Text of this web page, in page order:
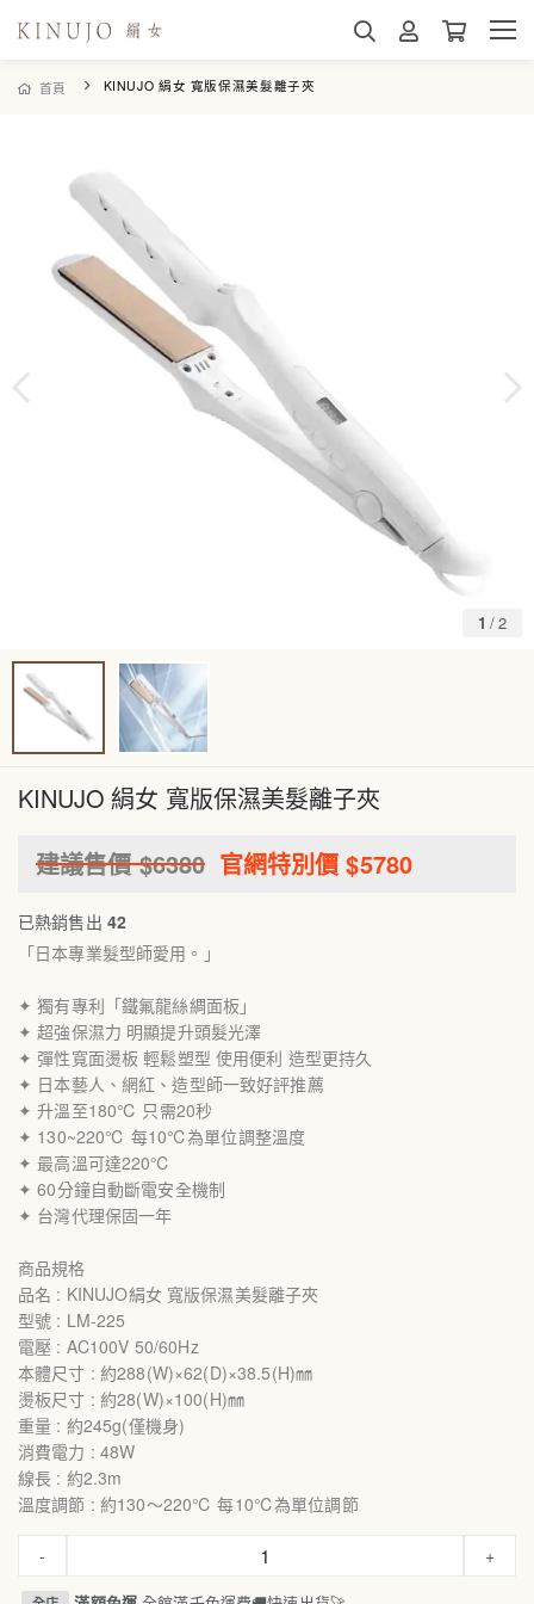
首頁 KINUJO 絹女 寬版保濕美髮離子夾
1 /2
KINUJO 絹女 寬版保濕美髮離子夾
建議售價 $6380 官網特別價 $5780
已熱銷售出 42
「日本專業髮型師愛用。」
✦ 獨有專利「鐵氟龍絲綢面板」
✦ 超強保濕力 明顯提升頭髮光澤
✦ 彈性寬面燙板 輕鬆塑型 使用便利 造型更持久
✦ 日本藝人、網紅、造型師一致好評推薦
✦ 升溫至180℃ 只需20秒
✦ 130~220℃ 每10℃為單位調整溫度
✦ 最高溫可達220℃
✦ 60分鐘自動斷電安全機制
✦ 台灣代理保固一年
商品規格
品名 : KINUJO絹女 寬版保濕美髮離子夾
型號 : LM-225
電壓 : AC100V 50/60Hz
本體尺寸 : 約288(W)×62(D)×38.5(H)㎜
燙板尺寸 : 約28(W)×100(H)㎜
重量 : 約245g(僅機身)
消費電力 : 48W
線長 : 約2.3m
溫度調節 : 約130〜220℃ 每10℃為單位調節
- +